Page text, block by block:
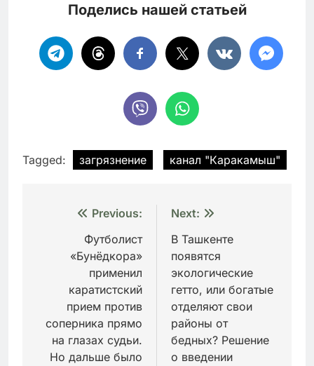
Поделись нашей статьей
Tagged: загрязнение канал "Каракамыш"
Навигация
записям
Previous:
Футболист
«Бунёдкора»
применил
каратистский
прием против
соперника прямо
на глазах судьи.
Но дальше было
Next:
В Ташкенте
появятся
экологические
гетто, или богатые
отделяют свои
районы от
бедных? Решение
о введении